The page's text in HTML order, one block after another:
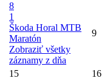
8
1
Škoda Horal MTB
Maratón
Zobraziť všetky
záznamy z dňa
9
15
16